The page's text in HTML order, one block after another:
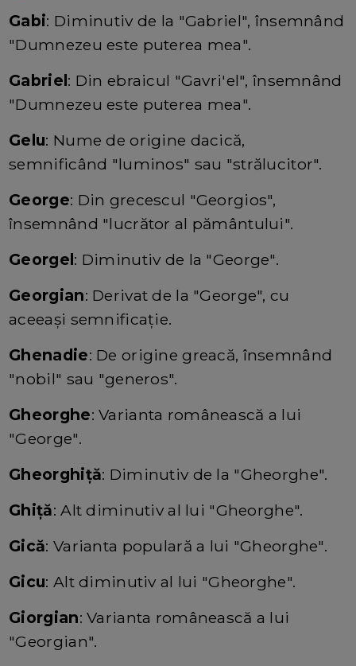
Gabi: Diminutiv de la "Gabriel", însemnând
"Dumnezeu este puterea mea".
Gabriel: Din ebraicul "Gavri'el", însemnând
"Dumnezeu este puterea mea".
Gelu: Nume de origine dacică,
semnificând "luminos" sau "strălucitor".
George: Din grecescul "Georgios",
însemnând "lucrător al pământului".
Georgel: Diminutiv de la "George".
Georgian: Derivat de la "George", cu
aceeași semnificație.
Ghenadie: De origine greacă, însemnând
"nobil" sau "generos".
Gheorghe: Varianta românească a lui
"George".
Gheorghiță: Diminutiv de la "Gheorghe".
Ghiță: Alt diminutiv al lui "Gheorghe".
Gică: Varianta populară a lui "Gheorghe".
Gicu: Alt diminutiv al lui "Gheorghe".
Giorgian: Varianta românească a lui
"Georgian".